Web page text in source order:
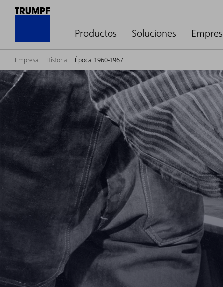
Productos Soluciones
Empresa Historia Época 1960-1967